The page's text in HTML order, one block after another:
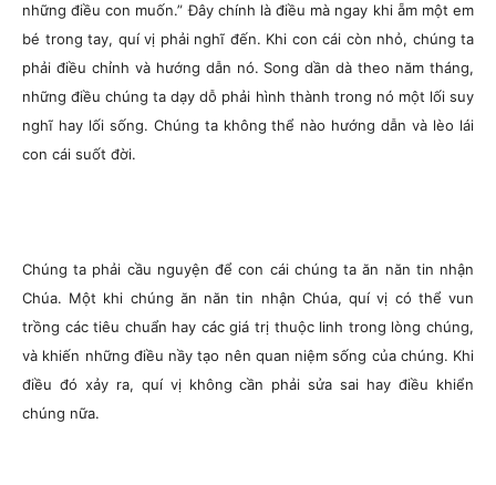
những điều con muốn.” Đây chính là điều mà ngay khi ẵm một em
bé trong tay, quí vị phải nghĩ đến. Khi con cái còn nhỏ, chúng ta
phải điều chỉnh và hướng dẫn nó. Song dần dà theo năm tháng,
những điều chúng ta dạy dỗ phải hình thành trong nó một lối suy
nghĩ hay lối sống. Chúng ta không thể nào hướng dẫn và lèo lái
con cái suốt đời.
Chúng ta phải cầu nguyện để con cái chúng ta ăn năn tin nhận
Chúa. Một khi chúng ăn năn tin nhận Chúa, quí vị có thể vun
trồng các tiêu chuẩn hay các giá trị thuộc linh trong lòng chúng,
và khiến những điều nầy tạo nên quan niệm sống của chúng. Khi
điều đó xảy ra, quí vị không cần phải sửa sai hay điều khiển
chúng nữa.